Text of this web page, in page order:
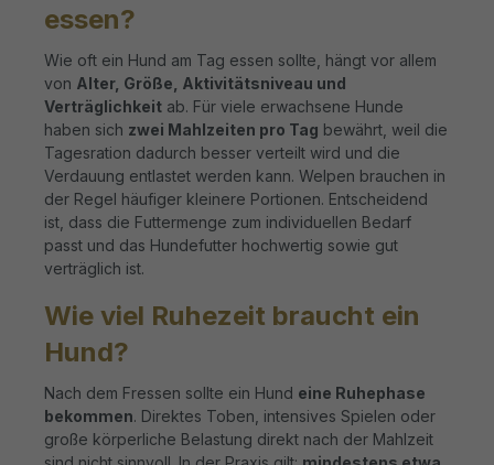
essen?
Wie oft ein Hund am Tag essen sollte, hängt vor allem
von Alter, Größe, Aktivitätsniveau und
Verträglichkeit ab. Für viele erwachsene Hunde
haben sich zwei Mahlzeiten pro Tag bewährt, weil die
Tagesration dadurch besser verteilt wird und die
Verdauung entlastet werden kann. Welpen brauchen in
der Regel häufiger kleinere Portionen. Entscheidend
ist, dass die Futtermenge zum individuellen Bedarf
passt und das Hundefutter hochwertig sowie gut
verträglich ist.
Wie viel Ruhezeit braucht ein
Hund?
Nach dem Fressen sollte ein Hund eine Ruhephase
bekommen. Direktes Toben, intensives Spielen oder
große körperliche Belastung direkt nach der Mahlzeit